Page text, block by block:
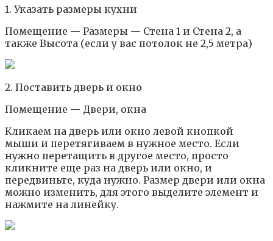
1. Указать размеры кухни
Помещение — Размеры — Стена 1 и Стена 2, а
также Высота (если у вас потолок не 2,5 метра)
2. Поставить дверь и окно
Помещение — Двери, окна
Кликаем на дверь или окно левой кнопкой
мыши и перетягиваем в нужное место. Если
нужно перетащить в другое место, просто
кликните еще раз на дверь или окно, и
передвиньте, куда нужно. Размер двери или окна
можно изменить, для этого выделите элемент и
нажмите на линейку.